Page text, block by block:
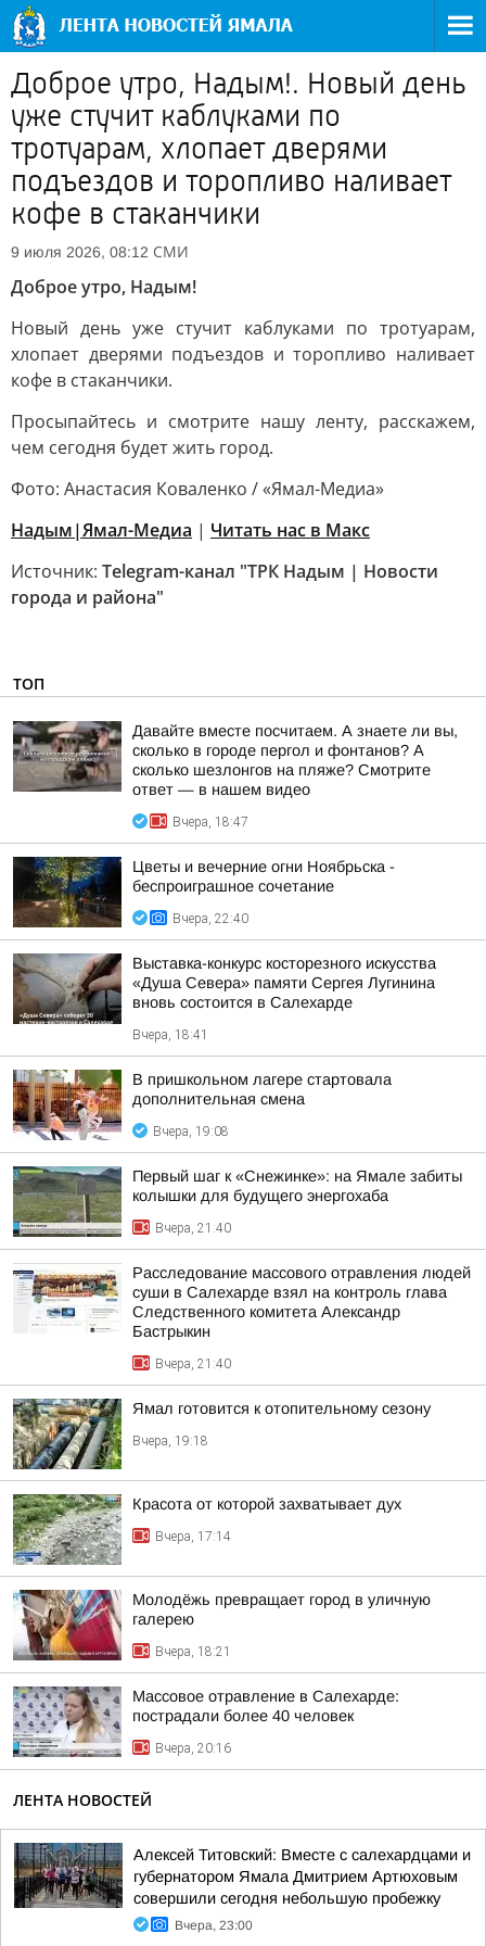
Доброе утро, Надым!. Новый день
уже стучит каблуками по
тротуарам, хлопает дверями
подъездов и торопливо наливает
кофе в стаканчики
9 июля 2026, 08:12 СМИ
Доброе утро, Надым!
Новый день уже стучит каблуками по тротуарам,
хлопает дверями подъездов и торопливо наливает
кофе в стаканчики.
Просыпайтесь и смотрите нашу ленту, расскажем,
чем сегодня будет жить город.
Фото: Анастасия Коваленко / «Ямал-Медиа»
Надым|Ямал-Медиа | Читать нас в Mакс
Источник: Telegram-канал "ТРК Надым | Новости
города и района"
ТОП
Давайте вместе посчитаем. А знаете ли вы,
сколько в городе пергол и фонтанов? А
сколько шезлонгов на пляже? Смотрите
ответ — в нашем видео
Вчера, 18:47
Цветы и вечерние огни Ноябрьска -
беспроиграшное сочетание
Вчера, 22:40
Выставка-конкурс косторезного искусства
«Душа Севера» памяти Сергея Лугинина
вновь состоится в Салехарде
Вчера, 18:41
В пришкольном лагере стартовала
дополнительная смена
Вчера, 19:08
Первый шаг к «Снежинке»: на Ямале забиты
колышки для будущего энергохаба
Вчера, 21:40
Расследование массового отравления людей
суши в Салехарде взял на контроль глава
Следственного комитета Александр
Бастрыкин
Вчера, 21:40
Ямал готовится к отопительному сезону
Вчера, 19:18
Красота от которой захватывает дух
Вчера, 17:14
Молодёжь превращает город в уличную
галерею
Вчера, 18:21
Массовое отравление в Салехарде:
пострадали более 40 человек
Вчера, 20:16
ЛЕНТА НОВОСТЕЙ
Алексей Титовский: Вместе с салехардцами и
губернатором Ямала Дмитрием Артюховым
совершили сегодня небольшую пробежку
Вчера, 23:00